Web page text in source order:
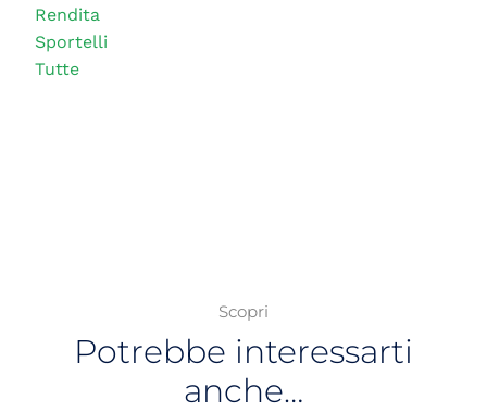
Rendita
Sportelli
Tutte
Scopri
Potrebbe interessarti
anche…